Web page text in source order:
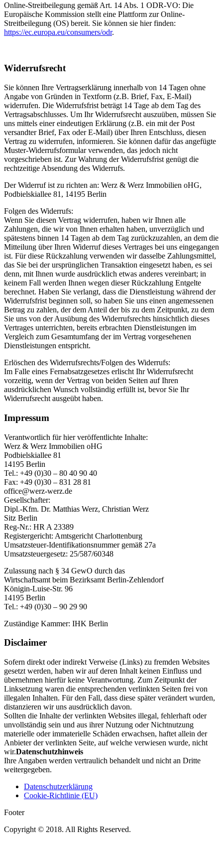
Online-Streitbeilegung gemäß Art. 14 Abs. 1 ODR-VO: Die
Europäische Kommission stellt eine Plattform zur Online-
Streitbeilegung (OS) bereit. Sie können sie hier finden:
https://ec.europa.eu/consumers/odr.
Widerrufsrecht
Sie können Ihre Vertragserklärung innerhalb von 14 Tagen ohne
Angabe von Gründen in Textform (z.B. Brief, Fax, E-Mail)
widerrufen. Die Widerrufsfrist beträgt 14 Tage ab dem Tag des
Vertragsabschlusses. Um Ihr Widerrufsrecht auszuüben, müssen Sie
uns mittels einer eindeutigen Erklärung (z.B. ein mit der Post
versandter Brief, Fax oder E-Mail) über Ihren Entschluss, diesen
Vertrag zu widerrufen, informieren. Sie können dafür das angefügte
Muster-Widerrufsformular verwenden, das jedoch nicht
vorgeschrieben ist. Zur Wahrung der Widerrufsfrist genügt die
rechtzeitige Absendung des Widerrufs.
Der Widerruf ist zu richten an: Werz & Werz Immobilien oHG,
Podbielskiallee 81, 14195 Berlin
Folgen des Widerrufs:
Wenn Sie diesen Vertrag widerrufen, haben wir Ihnen alle
Zahlungen, die wir von Ihnen erhalten haben, unverzüglich und
spätestens binnen 14 Tagen ab dem Tag zurückzuzahlen, an dem die
Mitteilung über Ihren Widerruf dieses Vertrages bei uns eingegangen
ist. Für diese Rückzahlung verwenden wir dasselbe Zahlungsmittel,
das Sie bei der ursprünglichen Transaktion eingesetzt haben, es sei
denn, mit Ihnen wurde ausdrücklich etwas anderes vereinbart; in
keinem Fall werden Ihnen wegen dieser Rückzahlung Entgelte
berechnet. Haben Sie verlangt, dass die Dienstleistung während der
Widerrufsfrist beginnen soll, so haben Sie uns einen angemessenen
Betrag zu zahlen, der dem Anteil der bis zu dem Zeitpunkt, zu dem
Sie uns von der Ausübung des Widerrufsrechts hinsichtlich dieses
Vertrages unterrichten, bereits erbrachten Dienstleistungen im
Vergleich zum Gesamtumfang der im Vertrag vorgesehenen
Dienstleistungen entspricht.
Erlöschen des Widerrufsrechts/Folgen des Widerrufs:
Im Falle eines Fernabsatzgesetzes erlischt Ihr Widerrufsrecht
vorzeitig, wenn der Vertrag von beiden Seiten auf Ihren
ausdrücklichen Wunsch vollständig erfüllt ist, bevor Sie Ihr
Widerrufsrecht ausgeübt haben.
Impressum
Verantwortlich für hier veröffentlichte Inhalte:
Werz & Werz Immobilien oHG
Podbielskiallee 81
14195 Berlin
Tel.: +49 (0)30 – 80 40 90 40
Fax: +49 (0)30 – 831 28 81
office@werz-werz.de
Gesellschafter:
Dipl.-Kfm. Dr. Matthias Werz, Christian Werz
Sitz Berlin
Reg-Nr.: HR A 23389
Registergericht: Amtsgericht Charlottenburg
Umsatzsteuer-Identifikationsnummer gemäß 27a
Umsatzsteuergesetz: 25/587/60348
Zulassung nach § 34 GewO durch das
Wirtschaftsamt beim Bezirksamt Berlin-Zehlendorf
Königin-Luise-Str. 96
14195 Berlin
Tel.: +49 (0)30 – 90 29 90
Zuständige Kammer: IHK Berlin
Disclaimer
Sofern direkt oder indirekt Verweise (Links) zu fremden Websites
gesetzt werden, haben wir auf deren Inhalt keinen Einfluss und
übernehmen hierfür keine Verantwortung. Zum Zeitpunkt der
Linksetzung waren die entsprechenden verlinkten Seiten frei von
illegalen Inhalten. Für den Fall, dass diese später verändert wurden,
distanzieren wir uns ausdrücklich davon.
Sollten die Inhalte der verlinkten Websites illegal, fehlerhaft oder
unvollständig sein und aus ihrer Nutzung oder Nichtnutzung
materielle oder immaterielle Schäden erwachsen, haftet allein der
Anbieter der verlinkten Seite, auf welche verwiesen wurde, nicht
wir.Datenschutzhinweis
Ihre Angaben werden vertraulich behandelt und nicht an Dritte
weitergegeben.
Datenschutzerklärung
Cookie-Richtlinie (EU)
Footer
Copyright © 2018. All Rights Reserved.